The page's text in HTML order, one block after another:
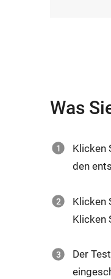
Was
Klicken
den
Klicken
Klicken
Der